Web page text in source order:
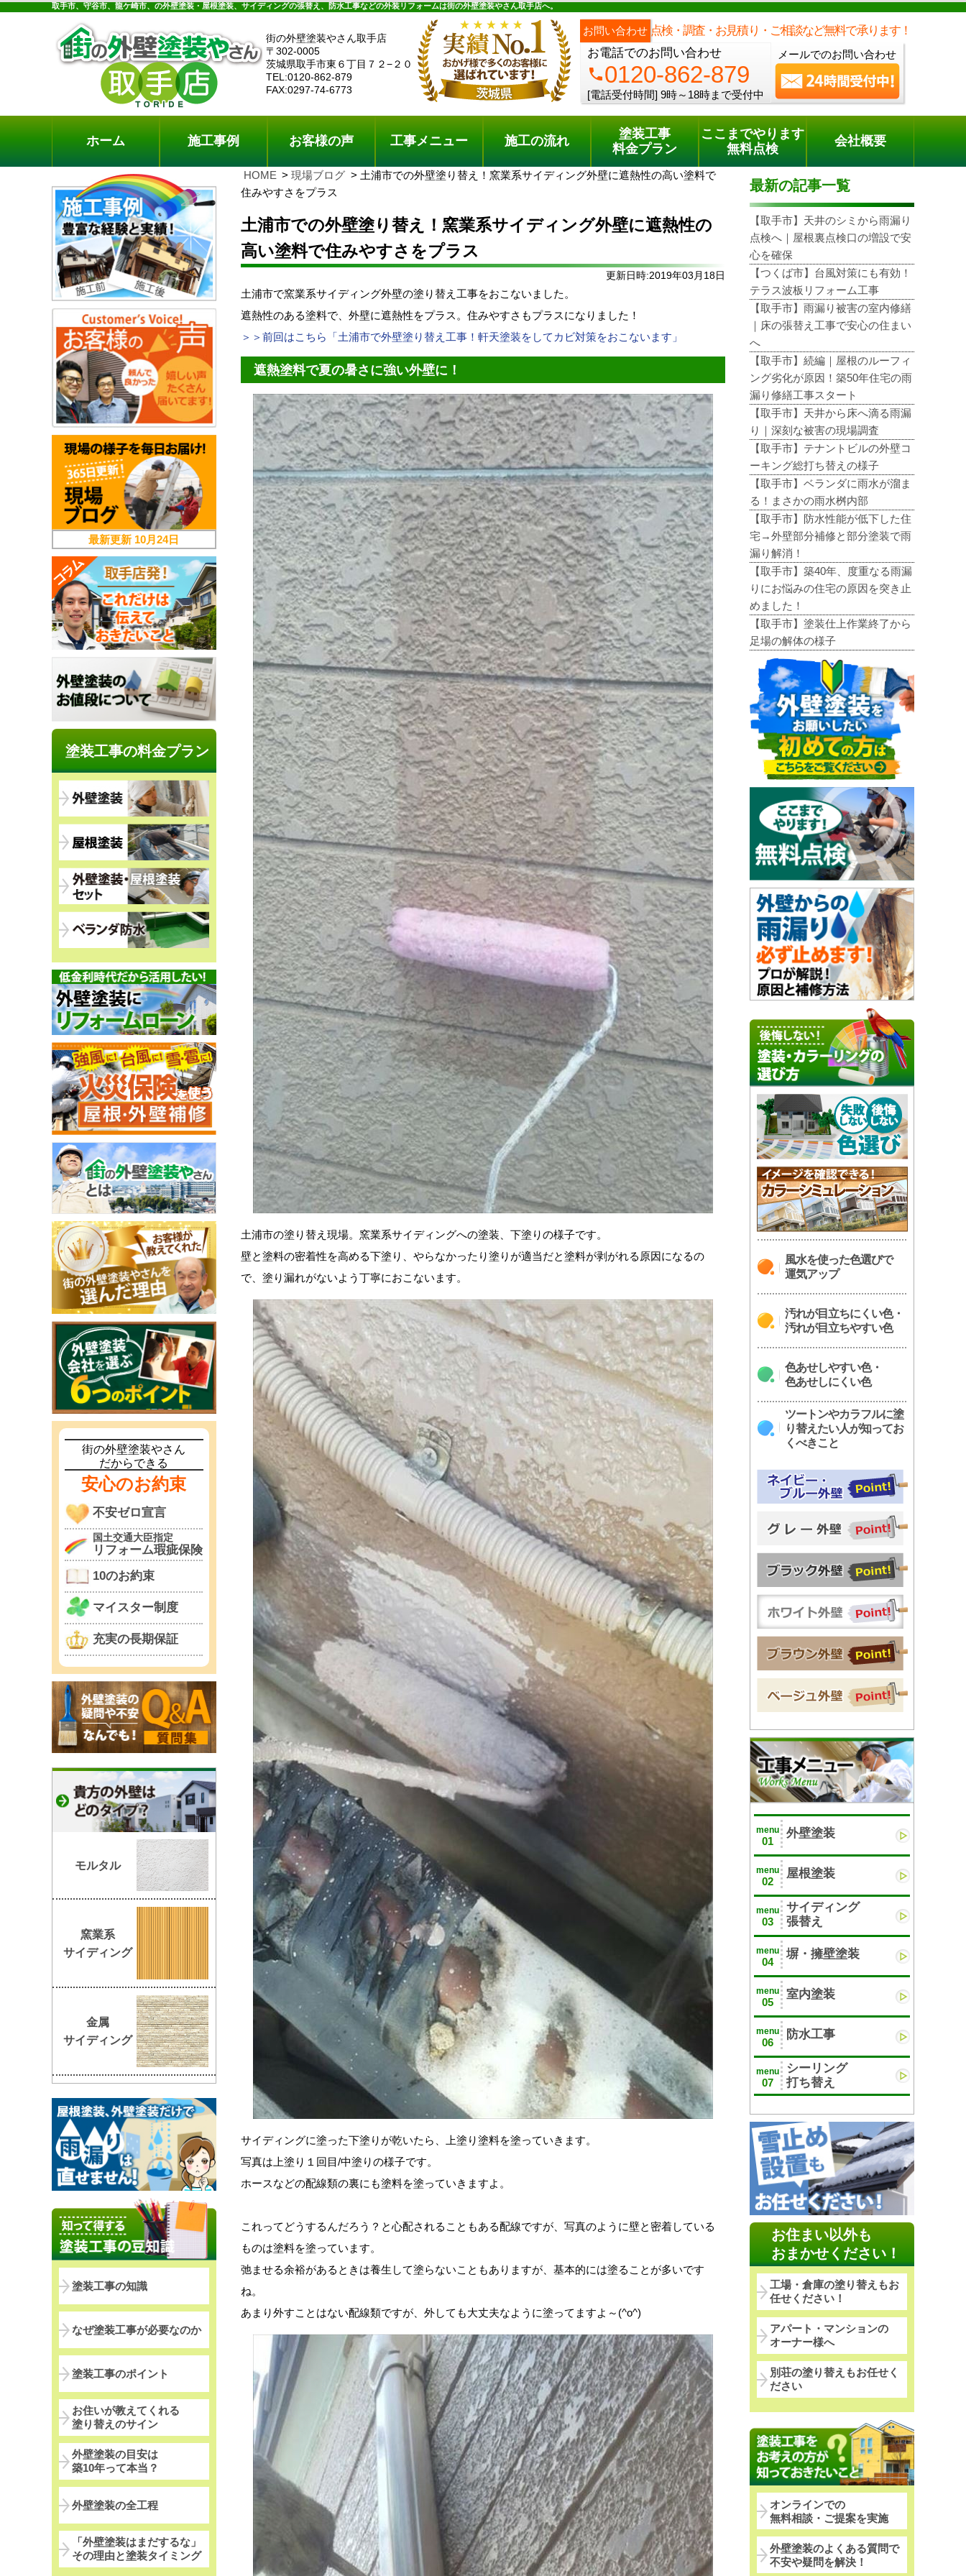
取手市、守谷市、龍ケ崎市、の外壁塗装・屋根塗装、サイディングの張替え、防水工事などの外装リフォームは街の外壁塗装やさん取手店へ。
街の外壁塗装やさん取手店
〒302-0005
茨城県取手市東６丁目７２−２０
TEL:0120-862-879
FAX:0297-74-6773
お問い合わせ 点検・調査・お見積り・ご相談など無料で承ります！
お電話でのお問い合わせ
phone0120-862-879
[電話受付時間] 9時～18時まで受付中
メールでのお問い合わせ
料金プラン 無料点検
電話でのご相談 [9時～18時まで受付中]
phone0120-862-879
ホーム 施工事例 お客様の声 工事メニュー 施工の流れ
塗装工事
料金プラン
ここまでやります
無料点検
会社概要
HOME 現場ブログ
土浦市での外壁塗り替え！窯業系サイディング外壁に遮熱性の高い塗料で
住みやすさをプラス
土浦市での外壁塗り替え！窯業系サイディング外壁に遮熱性の
高い塗料で住みやすさをプラス
更新日時:2019年03月18日
土浦市で窯業系サイディング外壁の塗り替え工事をおこないました。
遮熱性のある塗料で、外壁に遮熱性をプラス。住みやすさもプラスになりました！
＞＞前回はこちら「土浦市で外壁塗り替え工事！軒天塗装をしてカビ対策をおこないます」
遮熱塗料で夏の暑さに強い外壁に！
土浦市の塗り替え現場。窯業系サイディングへの塗装、下塗りの様子です。
壁と塗料の密着性を高める下塗り、やらなかったり塗りが適当だと塗料が剥がれる原因になるの
で、塗り漏れがないよう丁寧におこないます。
サイディングに塗った下塗りが乾いたら、上塗り塗料を塗っていきます。
写真は上塗り１回目/中塗りの様子です。
ホースなどの配線類の裏にも塗料を塗っていきますよ。
これってどうするんだろう？と心配されることもある配線ですが、写真のように壁と密着している
ものは塗料を塗っています。
弛ませる余裕があるときは養生して塗らないこともありますが、基本的には塗ることが多いです
ね。
あまり外すことはない配線類ですが、外しても大丈夫なように塗ってますよ～(^o^)
最新の記事一覧
【取手市】天井のシミから雨漏り
点検へ｜屋根裏点検口の増設で安
心を確保
【つくば市】台風対策にも有効！
テラス波板リフォーム工事
【取手市】雨漏り被害の室内修繕
｜床の張替え工事で安心の住まい
へ
【取手市】続編｜屋根のルーフィ
ング劣化が原因！築50年住宅の雨
漏り修繕工事スタート
【取手市】天井から床へ滴る雨漏
り｜深刻な被害の現場調査
【取手市】テナントビルの外壁コ
ーキング総打ち替えの様子
【取手市】ベランダに雨水が溜ま
る！まさかの雨水桝内部
【取手市】防水性能が低下した住
宅→外壁部分補修と部分塗装で雨
漏り解消！
【取手市】築40年、度重なる雨漏
りにお悩みの住宅の原因を突き止
めました！
【取手市】塗装仕上作業終了から
足場の解体の様子
風水を使った色選びで
運気アップ
汚れが目立ちにくい色・
汚れが目立ちやすい色
色あせしやすい色・
色あせしにくい色
ツートンやカラフルに塗
り替えたい人が知ってお
くべきこと
menu
01
外壁塗装
menu
02
屋根塗装
menu
03
サイディング
張替え
menu
04
塀・擁壁塗装
menu
05
室内塗装
menu
06
防水工事
menu
07
シーリング
打ち替え
お住まい以外も
おまかせください！
工場・倉庫の塗り替えもお
任せください！
アパート・マンションの
オーナー様へ
別荘の塗り替えもお任せく
ださい
オンラインでの
無料相談・ご提案を実施
外壁塗装のよくある質問で
不安や疑問を解決！
最新更新 10月24日
塗装工事の料金プラン
街の外壁塗装やさん
だからできる
安心のお約束
不安ゼロ宣言
国土交通大臣指定
リフォーム瑕疵保険
10のお約束
マイスター制度
充実の長期保証
モルタル
窯業系
サイディング
金属
サイディング
塗装工事の知識
なぜ塗装工事が必要なのか
塗装工事のポイント
お住いが教えてくれる
塗り替えのサイン
外壁塗装の目安は
築10年って本当？
外壁塗装の全工程
「外壁塗装はまだするな」
その理由と塗装タイミング